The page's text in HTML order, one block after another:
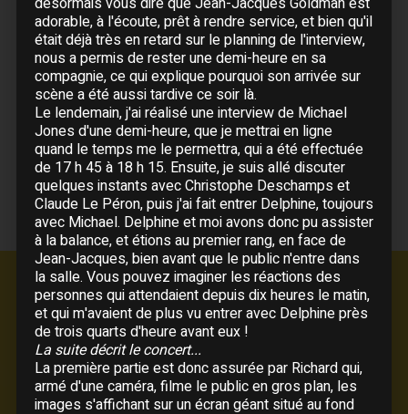
Guitare :Michael Jones
Basse :Claude Le Péron
Claviers :Jacky Mascarel
Batterie :Christophe Deschamps
Saxophone :Christophe Nègre
Liste des chansons
On ira
Bonne idée
La vie par procuration
adorable, à l'écoute, prêt à rendre service, et bien qu'il
était déjà très en retard sur le planning de l'interview,
nous a permis de rester une demi-heure en sa
compagnie, ce qui explique pourquoi son arrivée sur
scène a été aussi tardive ce soir là.
Le lendemain, j'ai réalisé une interview de Michael
Jones d'une demi-heure, que je mettrai en ligne
quand le temps me le permettra, qui a été effectuée
de 17 h 45 à 18 h 15. Ensuite, je suis allé discuter
quelques instants avec Christophe Deschamps et
Claude Le Péron, puis j'ai fait entrer Delphine, toujours
avec Michael. Delphine et moi avons donc pu assister
à la balance, et étions au premier rang, en face de
Jean-Jacques, bien avant que le public n'entre dans
la salle. Vous pouvez imaginer les réactions des
personnes qui attendaient depuis dix heures le matin,
et qui m'avaient de plus vu entrer avec Delphine près
de trois quarts d'heure avant eux !
La suite décrit le concert...
La première partie est donc assurée par Richard qui,
armé d'une caméra, filme le public en gros plan, les
images s'affichant sur un écran géant situé au fond